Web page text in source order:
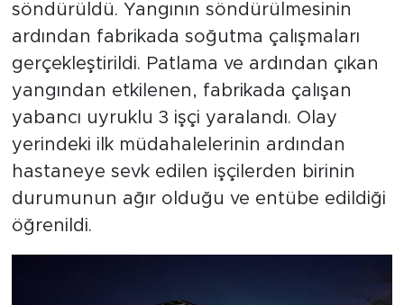
söndürüldü. Yangının söndürülmesinin
ardından fabrikada soğutma çalışmaları
gerçekleştirildi. Patlama ve ardından çıkan
yangından etkilenen, fabrikada çalışan
yabancı uyruklu 3 işçi yaralandı. Olay
yerindeki ilk müdahalelerinin ardından
hastaneye sevk edilen işçilerden birinin
durumunun ağır olduğu ve entübe edildiği
öğrenildi.